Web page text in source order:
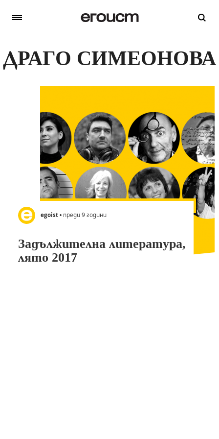
ДРАГО СИМЕОНОВА
egoist• преди 9 години
Задължителна литература,
лято 2017